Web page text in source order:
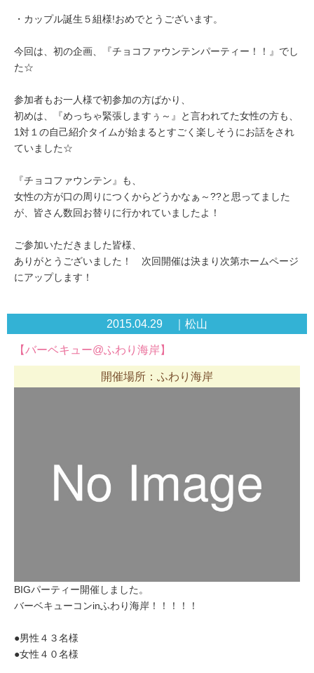
・カップル誕生５組様!おめでとうございます。
今回は、初の企画、『チョコファウンテンパーティー！！』でし
た☆
参加者もお一人様で初参加の方ばかり、
初めは、『めっちゃ緊張しますぅ～』と言われてた女性の方も、
1対１の自己紹介タイムが始まるとすごく楽しそうにお話をされ
ていました☆
『チョコファウンテン』も、
女性の方が口の周りにつくからどうかなぁ～??と思ってました
が、皆さん数回お替りに行かれていましたよ！
ご参加いただきました皆様、
ありがとうございました！ 次回開催は決まり次第ホームページ
にアップします！
2015.04.29 ｜松山
【バーベキュー@ふわり海岸】
開催場所：ふわり海岸
BIGパーティー開催しました。
バーベキューコンinふわり海岸！！！！！
●男性４３名様
●女性４０名様